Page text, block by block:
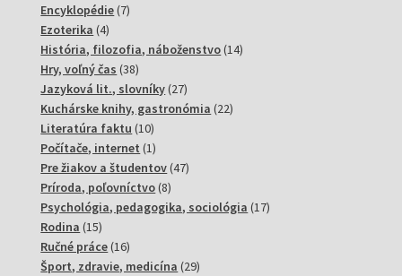
produktov
Encyklopédie 77
Ezoterika 44
produkty
História, filozofia, náboženstvo 1414
Hry, voľný čas 3838
produktov
Jazyková lit., slovníky 2727
produktov
Kuchárske knihy, gastronómia 2222
Literatúra faktu 1010
produktov
Počítače, internet 11
produkt
Pre žiakov a študentov 4747
Príroda, poľovníctvo 88
produktov
Psychológia, pedagogika, sociológia 1717
Rodina 1515
produktov
Ručné práce 1616
produktov
Šport, zdravie, medicína 2929